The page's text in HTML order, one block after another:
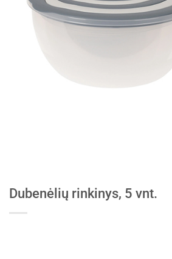
Dubenėlių rinkinys, 5 vnt.